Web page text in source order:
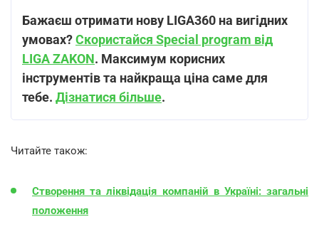
Бажаєш отримати нову LIGA360 на вигідних
умовах?Скористайся Special program від
LIGA ZAKON. Максимум корисних
інструментів та найкраща ціна саме для
тебе. Дізнатися більше.
Читайте також:
Створення та ліквідація компаній в Україні: загальні
положення